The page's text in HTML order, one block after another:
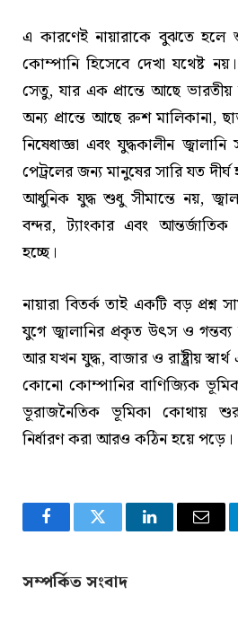
এ কারণেই নায়ারাকে বুঝতে
কোম্পানি হিসেবে দেখা যথেষ্ট
সেতু, যার এক প্রান্তে আছে
অন্য প্রান্তে আছে রুশ মালিকানা,
নিষেধাজ্ঞা এবং যুদ্ধকালীন
পেট্রলের জন্য মানুষের সারি যত
আধুনিক যুদ্ধ শুধু সীমান্তে নয়,
বন্দর, ট্যাংকার এবং
হচ্ছে।
নায়ারা বিতর্ক তাই একটি বড় প্রশ্ন
যুগে জ্বালানির প্রকৃত উৎস ও
আর যখন যুদ্ধ, বাজার ও রাষ্ট্রীয়
কোনো কোম্পানির বাণিজ্যিক
ভূরাজনৈতিক ভূমিকা কোথায়
নির্ধারণ করা আরও কঠিন হয়ে পড়ে।
FacebookTwitter LinkedInEmail
সম্পর্কিত সংবাদ